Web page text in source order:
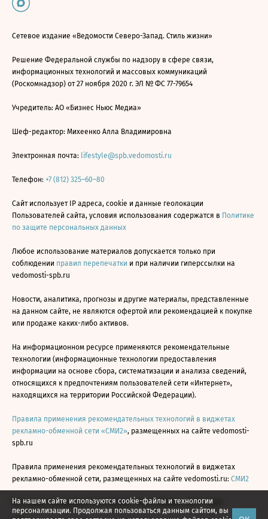
На нашем сайте используются cookie-файлы и технологии
персонализации. Продолжая пользоваться данным сайтом, вы
Сетевое издание «Ведомости Северо-Запад. Стиль жизни»
Решение Федеральной службы по надзору в сфере связи,
информационных технологий и массовых коммуникаций
(Роскомнадзор) от 27 ноября 2020 г. ЭЛ № ФС 77-79654
Учредитель: АО «Бизнес Ньюс Медиа»
Шеф-редактор: Михеенко Алла Владимировна
Электронная почта: lifestyle@spb.vedomosti.ru
Телефон: +7 (812) 325–60–80
Сайт использует IP адреса, cookie и данные геолокации
Пользователей сайта, условия использования содержатся в Политике
по защите персональных данных
Любое использование материалов допускается только при
соблюдении правил перепечатки и при наличии гиперссылки на
vedomosti-spb.ru
Новости, аналитика, прогнозы и другие материалы, представленные
на данном сайте, не являются офертой или рекомендацией к покупке
или продаже каких-либо активов.
На информационном ресурсе применяются рекомендательные
технологии (информационные технологии предоставления
информации на основе сбора, систематизации и анализа сведений,
относящихся к предпочтениям пользователей сети «Интернет»,
находящихся на территории Российской Федерации).
Правила применения рекомендательных технологий в виджетах
рекламно-обменной сети «СМИ2», размещенных на сайте vedomosti-
spb.ru
Правила применения рекомендательных технологий в виджетах
рекламно-обменной сети, размещенных на сайте vedomosti.ru: СМИ2
Все права защищены © АО «Бизнес Ньюс Медиа», 2024 - 2026